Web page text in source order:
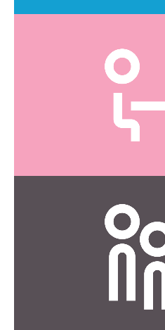
Apprenez-en plus sur les
aux